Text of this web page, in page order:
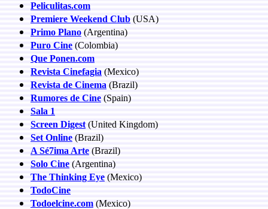
Peliculitas.com
Premiere Weekend Club (USA)
Primo Plano (Argentina)
Puro Cine (Colombia)
Que Ponen.com
Revista Cinefagia (Mexico)
Revista de Cinema (Brazil)
Rumores de Cine (Spain)
Sala 1
Screen Digest (United Kingdom)
Set Online (Brazil)
A Sé7ima Arte (Brazil)
Solo Cine (Argentina)
The Thinking Eye (Mexico)
TodoCine
Todoelcine.com (Mexico)